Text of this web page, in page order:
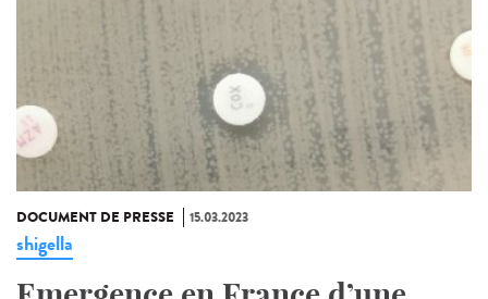
DOCUMENT DE PRESSE 15.03.2023
shigella